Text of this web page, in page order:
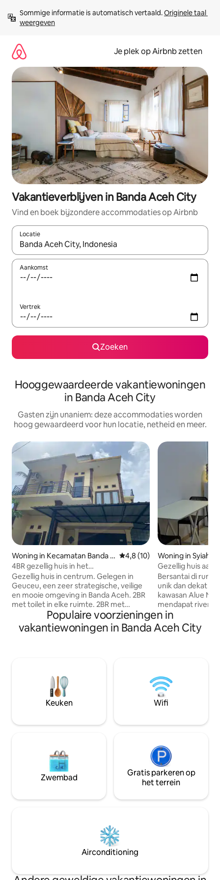
direct
naar
Sommige informatie is automatisch vertaald. Originele taal
weergeven
Je plek op Airbnb zetten
Vakantieverblijven in Banda Aceh City
Vind en boek bijzondere accommodaties op Airbnb
Locatie
Wanneer er resultaten beschikbaar zijn, maak je een keuze
Aankomst
Vertrek
Zoeken
Hooggewaardeerde vakantiewoningen
in Banda Aceh City
Gasten zijn unaniem: deze accommodaties worden
hoog gewaardeerd voor hun locatie, netheid en meer.
Woning in Kecamatan Banda R
aya
Gemiddelde beoordeling van
4,8 (10)
4BR gezellig huis in het
stadscentrum|WiFi
Gezellig huis in centrum. Gelegen in
Geuceu, een zeer strategische, veilige
en mooie omgeving in Banda Aceh. 2BR
met toilet in elke ruimte. 2BR met
gedeeld toilet. 10 meter van geuceu
kayee jatoe moskee. 20 meter van
koffiebar 400 meter vanalfamart
zeehaven(veerboot naar sabang). 7 km
van de luchthaven Sultan iskandar muda.
10 km van lampu uk beach
Woning in Syiah
Gezellig huis aan
Cut-brug
Bersantai di
unik dan dekat
kawasan Alue
mendapat river
cocok bagi yang
pagi/sore
Lokasi masih
Darussalam. Rumah lengkap dengan
kulkas dan dapur
dan toilet duduk.
Populaire voorzieningen in
vakantiewoningen in Banda Aceh City
Keuken Wifi
Zwembad
Gratis parkeren op
het terrein
Airconditioning